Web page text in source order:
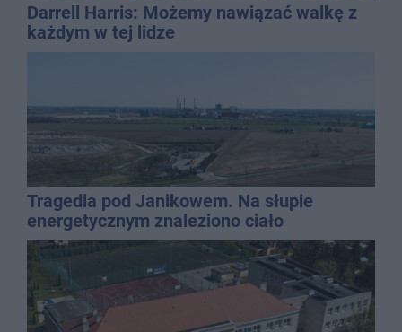
Darrell Harris: Możemy nawiązać walkę z
każdym w tej lidze
Tragedia pod Janikowem. Na słupie
energetycznym znaleziono ciało
mężczyzny